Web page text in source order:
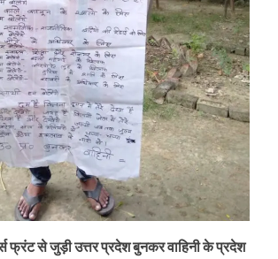
फ्रंट से जुड़ी उत्तर प्रदेश बुनकर वाहि‍नी के प्रदेश